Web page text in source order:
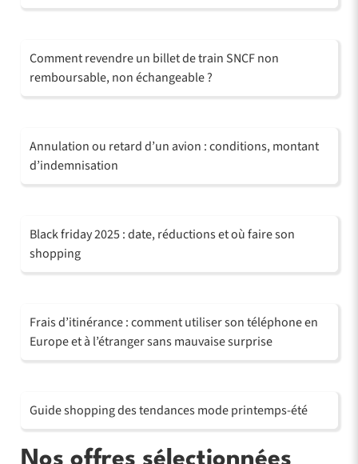
Comment revendre un billet de train SNCF non
remboursable, non échangeable ?
Annulation ou retard d’un avion : conditions, montant
d’indemnisation
Black friday 2025 : date, réductions et où faire son
shopping
Frais d’itinérance : comment utiliser son téléphone en
Europe et à l’étranger sans mauvaise surprise
Guide shopping des tendances mode printemps-été